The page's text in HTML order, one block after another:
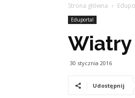
Strona główna
Eduportal
30 stycznia 2016
Udostępnij